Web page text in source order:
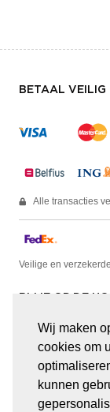
Wij maken
cookies om
kunnen
BETAAL VEILIG
Alle transacties
Veilige en
BLIJF OP DE